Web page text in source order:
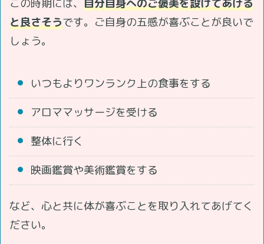
この時期には、 自分自身へのご褒美を設けてあげる
と良さそうです。ご自身の五感が喜ぶことが良いで
しょう。
いつもよりワンランク上の食事をする
アロママッサージを受ける
整体に行く
映画鑑賞や美術鑑賞をする
など、心と共に体が喜ぶことを取り入れてあげてく
ださい。